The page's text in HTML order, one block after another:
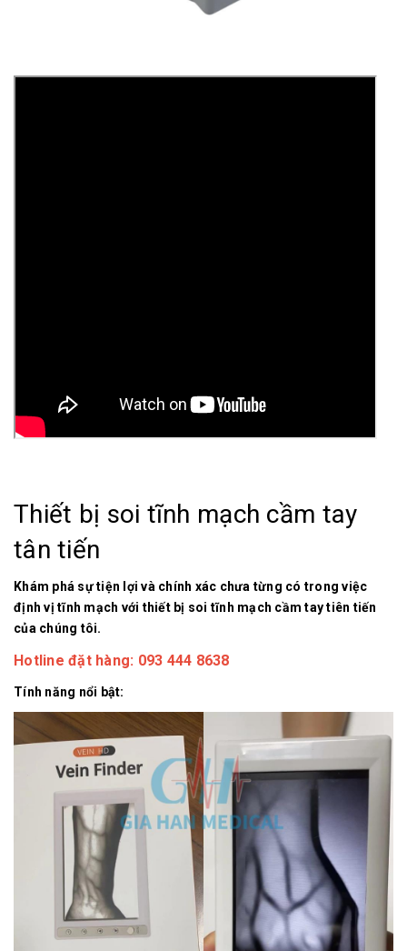
Thiết bị soi tĩnh mạch cầm tay
tân tiến
Khám phá sự tiện lợi và chính xác chưa từng có trong việc
định vị tĩnh mạch với thiết bị soi tĩnh mạch cầm tay tiên tiến
của chúng tôi.
Hotline đặt hàng: 093 444 8638
Tính năng nổi bật: